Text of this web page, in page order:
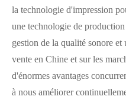
la technologie d'impression
une technologie de
gestion de la qualité sonore et
vente en Chine et sur les
d'énormes avantages
à nous améliorer